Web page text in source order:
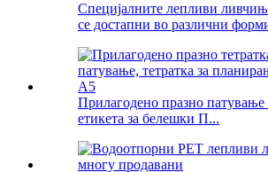
Специјалните лепливи
се достапни во различни
Прилагодено празно патување
етикета за белешки П...